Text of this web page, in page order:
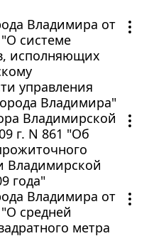
Владимира от
"О системе
исполняющих
управления
Владимира"
Владимирской
г. N 861 "Об
Владимирской
года"
Владимира от
"О средней
метра